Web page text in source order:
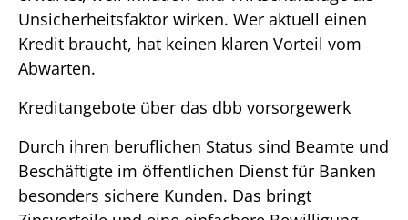
Unsicherheitsfaktor wirken. Wer aktuell einen
Kredit braucht, hat keinen klaren Vorteil vom
Abwarten.
Kreditangebote über das dbb vorsorgewerk
Durch ihren beruflichen Status sind Beamte und
Beschäftigte im öffentlichen Dienst für Banken
besonders sichere Kunden. Das bringt